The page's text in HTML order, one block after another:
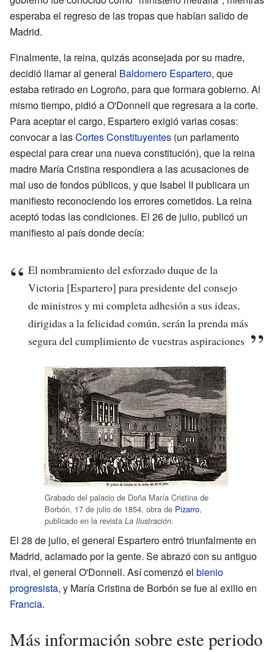
esperaba el regreso de las tropas que habían salido de
Madrid.
Finalmente, la reina, quizás aconsejada por su madre,
decidió llamar al general Baldomero Espartero, que
estaba retirado en Logroño, para que formara gobierno. Al
mismo tiempo, pidió a O'Donnell que regresara a la corte.
Para aceptar el cargo, Espartero exigió varias cosas:
convocar a lasCortes Constituyentes (un parlamento
especial para crear una nueva constitución), que la reina
madre María Cristina respondiera a las acusaciones de
mal uso de fondos públicos, y que Isabel II publicara un
manifiesto reconociendo los errores cometidos. La reina
aceptó todas las condiciones. El 26 de julio, publicó un
manifiesto al país donde decía:
El nombramiento del esforzado duque de la
Victoria [Espartero] para presidente del consejo
de ministros y mi completa adhesión a sus ideas,
dirigidas a la felicidad común, serán la prenda más
segura del cumplimiento de vuestras aspiraciones
Grabado del palacio de Doña María Cristina de
Borbón, 17 de julio de 1854, obra de Pizarro,
publicado en la revista La Ilustración.
El 28 de julio, el general Espartero entró triunfalmente en
Madrid, aclamado por la gente. Se abrazó con su antiguo
rival, el general O'Donnell. Así comenzó el bienio
progresista, y María Cristina de Borbón se fue al exilio en
Francia.
Más información sobre este periodo